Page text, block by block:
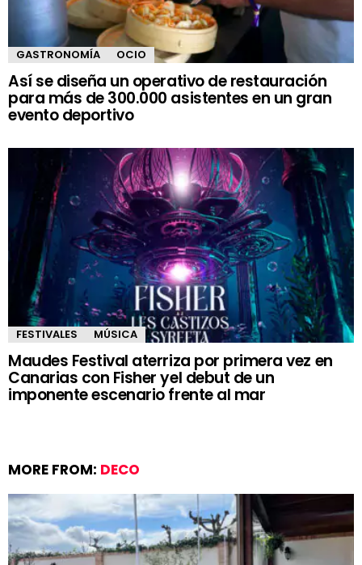
GASTRONOMÍA OCIO
Así se diseña un operativo de restauración
para más de 300.000 asistentes en un gran
evento deportivo
FESTIVALES MÚSICA
Maudes Festival aterriza por primera vez en
Canarias con Fisher yel debut de un
imponente escenario frente al mar
MORE FROM: DECO